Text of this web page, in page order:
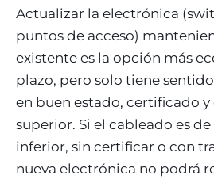
Actualizar la electrónica
puntos de acceso)
existente es la opción más
plazo, pero solo tiene
en buen estado, certificado y
superior. Si el cableado es
inferior, sin certificar o con
nueva electrónica no podrá